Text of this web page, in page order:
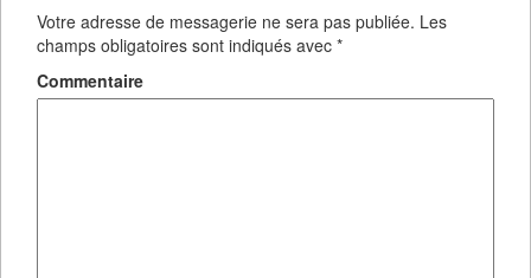
Votre adresse de messagerie ne sera pas publiée. Les
champs obligatoires sont indiqués avec *
Commentaire